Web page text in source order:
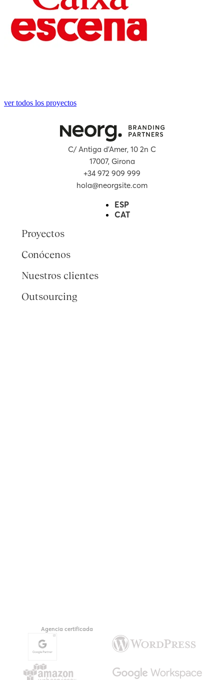
ver todos los proyectos
C/ Antiga d’Amer, 10 2n C
17007, Girona
+34 972 909 999
hola@neorgsite.com
ESP
CAT
Proyectos
Conócenos
Nuestros clientes
Outsourcing
Agencia certificada